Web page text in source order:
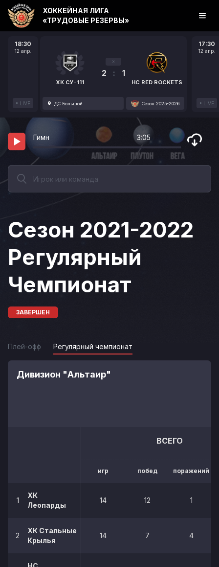
18:30
12 апр.
LIVE
ХК СУ-111
3
2 : 1
HC RED ROCKETS
ДС Большой Сезон 2025-2026
17:30
12 апр.
LIVE
ХОККЕЙНАЯ ЛИГА
«ТРУДОВЫЕ РЕЗЕРВЫ»
Гимн 3:05
Сезон 2021-2022
Регулярный
Чемпионат
ЗАВЕРШЕН
Плей-офф Регулярный чемпионат
Дивизион "Альтаир"
ВСЕГО
игр побед поражений
1
ХК
Леопарды
14 12 1
2
ХК Стальные
Крылья
14 7 4